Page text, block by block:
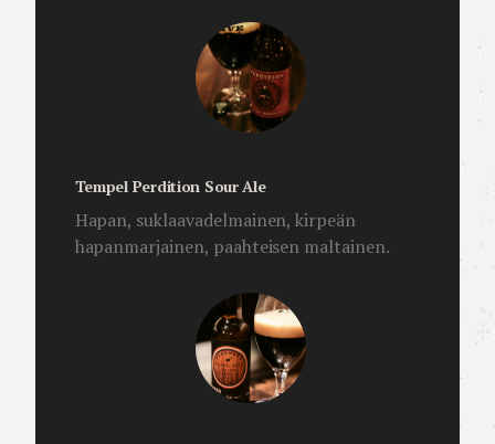
Tempel Perdition Sour Ale
Hapan, suklaavadelmainen, kirpeän
hapanmarjainen, paahteisen maltainen.